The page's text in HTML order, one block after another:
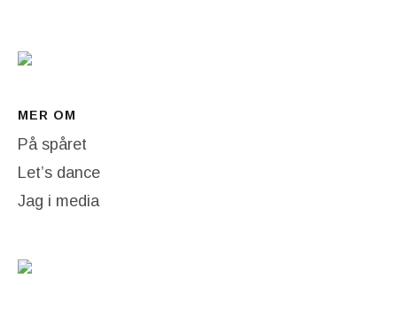
MER OM
På spåret
Let’s dance
Jag i media